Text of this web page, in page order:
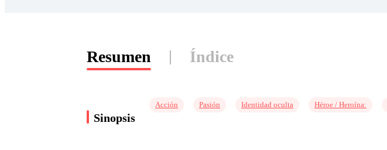
Resumen Índice
Sinopsis
Acción Pasión Identidad oculta Héroe / Heroína: